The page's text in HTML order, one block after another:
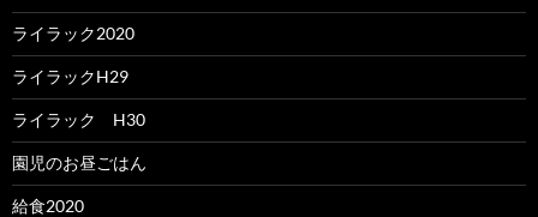
ライラック2020
ライラックH29
ライラック H30
園児のお昼ごはん
給食2020